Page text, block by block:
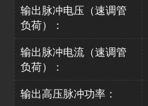
输出脉冲电压（速调管
负荷）：
输出脉冲电流（速调管
负荷）：
输出高压脉冲功率：